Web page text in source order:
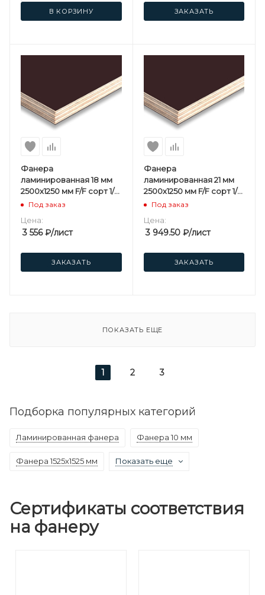
В КОРЗИНУ ЗАКАЗАТЬ
Фанера
ламинированная 18 мм
2500х1250 мм F/F сорт 1/1
березовая
Под заказ
Цена:
3 556₽/лист
ЗАКАЗАТЬ
Фанера
ламинированная 21 мм
2500х1250 мм F/F сорт 1/1
березовая
Под заказ
Цена:
3 949.50₽/лист
ЗАКАЗАТЬ
ПОКАЗАТЬ ЕЩЕ
1 2 3
Подборка популярных категорий
Ламинированная фанера Фанера 10 мм
Фанера 1525х1525 мм Показать еще
Сертификаты соответствия
на фанеру